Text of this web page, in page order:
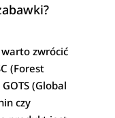
zwrócić
(Forest
(Global
czy